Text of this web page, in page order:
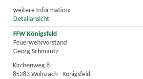
weitere Information:
Detailansicht
FFW Königsfeld
Feuerwehrvorstand
Georg Schmautz
Kirchenweg 8
85283 Wolnzach - Königsfeld